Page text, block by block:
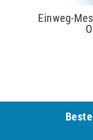
Einweg-